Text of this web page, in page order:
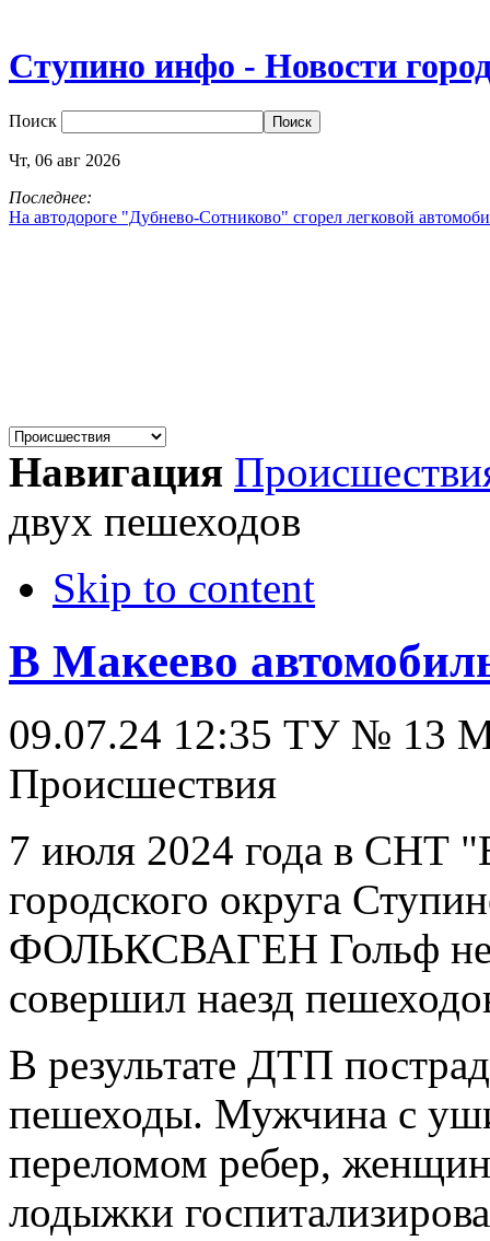
Ступино инфо - Новости
Поиск
Чт, 06 авг 2026
Последнее:
На автодороге "Дубнево‑Сотниково" сгорел легковой
Навигация
двух пешеходов
Skip to content
В Макеево
09.07.24 12:35 ТУ № 13
Происшествия
7 июля 2024 года в СНТ
городского округа
ФОЛЬКСВАГЕН Гольф не
совершил наезд
В результате ДТП
пешеходы. Мужчина с
переломом ребер,
лодыжки